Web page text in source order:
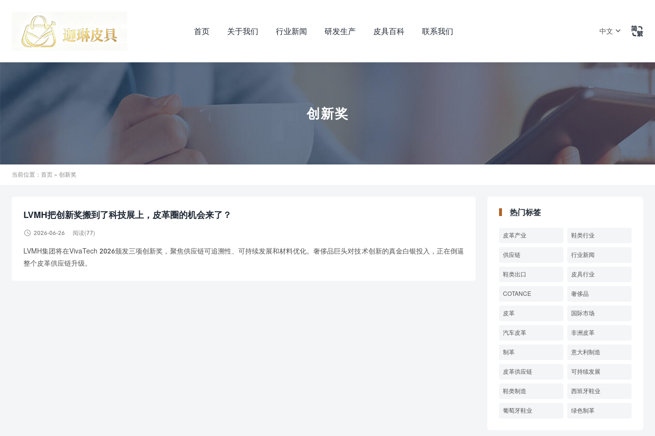

中文
首页 关于我们 行业新闻 研发生产 皮具百科 联系我们
创新奖
当前位置： 首页 » 创新奖
LVMH把创新奖搬到了科技展上，皮革圈的机会来了？
 2026-06-26 阅读(77)
LVMH集团将在VivaTech 2026颁发三项创新奖，聚焦供应链可追溯性、可持续发展和材料优化。奢侈品巨头对技术创新的真金白银投入，正在倒逼
整个皮革供应链升级。
热门标签
皮革产业 鞋类行业
供应链 行业新闻
鞋类出口 皮具行业
COTANCE 奢侈品
皮革 国际市场
汽车皮革 非洲皮革
制革 意大利制造
皮革供应链 可持续发展
鞋类制造 西班牙鞋业
葡萄牙鞋业 绿色制革